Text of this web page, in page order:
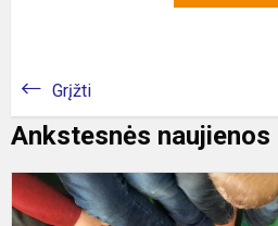
Grįžti
Ankstesnės naujienos